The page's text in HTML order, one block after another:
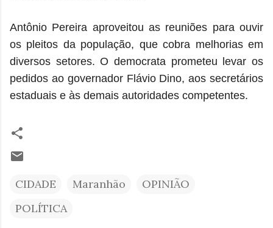
Antônio Pereira aproveitou as reuniões para ouvir
os pleitos da população, que cobra melhorias em
diversos setores. O democrata prometeu levar os
pedidos ao governador Flávio Dino, aos secretários
estaduais e às demais autoridades competentes.
CIDADE Maranhão
OPINIÃO
POLÍTICA